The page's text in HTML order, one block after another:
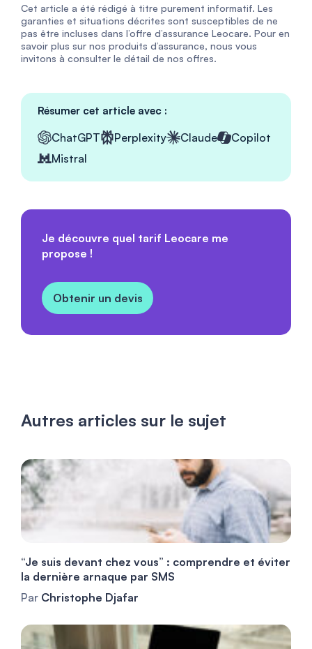
Cet article a été rédigé à titre purement informatif. Les
garanties et situations décrites sont susceptibles de ne
pas être incluses dans l’offre d’assurance Leocare. Pour en
savoir plus sur nos produits d’assurance, nous vous
invitons à consulter le détail de nos offres.
Résumer cet article avec :
ChatGPT Perplexity Claude
Copilot
Mistral
Je découvre quel tarif Leocare me
propose !
Obtenir un devis
Autres articles sur le sujet
“Je suis devant chez vous” : comprendre et éviter
la dernière arnaque par SMS
Par Christophe Djafar